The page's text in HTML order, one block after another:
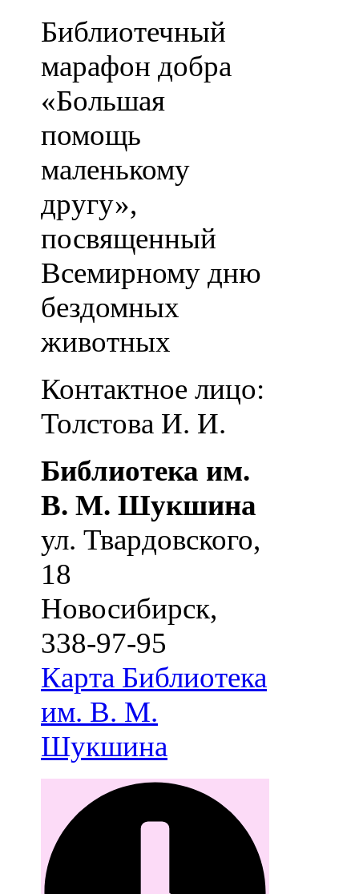
Библиотечный
марафон добра
«Большая
помощь
маленькому
другу»,
посвященный
Всемирному дню
бездомных
животных
Контактное лицо:
Толстова И. И.
Библиотека им.
В. М. Шукшина
ул. Твардовского,
18
Новосибирск,
338-97-95
Карта Библиотека
им. В. М.
Шукшина